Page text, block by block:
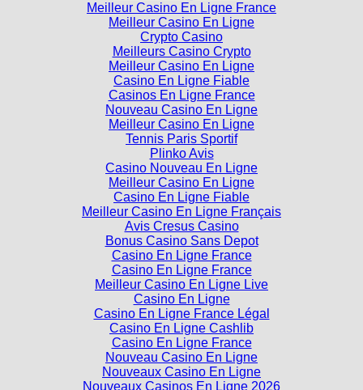
Meilleur Casino En Ligne France
Meilleur Casino En Ligne
Crypto Casino
Meilleurs Casino Crypto
Meilleur Casino En Ligne
Casino En Ligne Fiable
Casinos En Ligne France
Nouveau Casino En Ligne
Meilleur Casino En Ligne
Tennis Paris Sportif
Plinko Avis
Casino Nouveau En Ligne
Meilleur Casino En Ligne
Casino En Ligne Fiable
Meilleur Casino En Ligne Français
Avis Cresus Casino
Bonus Casino Sans Depot
Casino En Ligne France
Casino En Ligne France
Meilleur Casino En Ligne Live
Casino En Ligne
Casino En Ligne France Légal
Casino En Ligne Cashlib
Casino En Ligne France
Nouveau Casino En Ligne
Nouveaux Casino En Ligne
Nouveaux Casinos En Ligne 2026